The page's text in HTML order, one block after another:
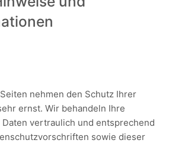
nehmen den Schutz Ihrer
ernst. Wir behandeln Ihre
vertraulich und entsprechend
sowie dieser